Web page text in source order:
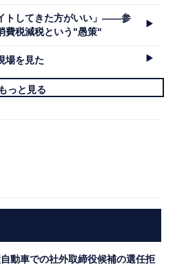
トしてきた方がいい」――参
費税減税という"愚策"
場を見た
もっと見る
動車での社外取締役候補の選任拒